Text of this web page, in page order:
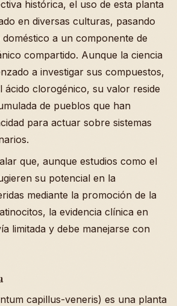
histórica, el uso de esta planta
en diversas culturas, pasando
a un componente de
compartido. Aunque la ciencia
a investigar sus compuestos,
ácido clorogénico, su valor reside
de pueblos que han
para actuar sobre sistemas
que, aunque estudios como el
su potencial en la
mediante la promoción de la
la evidencia clínica en
limitada y debe manejarse con
capillus-veneris) es una planta